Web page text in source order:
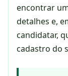
encontrar
detalhes e,
candidatar,
cadastro do